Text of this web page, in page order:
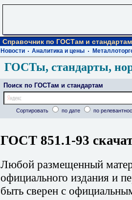
Справочник по ГОСТам и стандартам
Новости Аналитика и цены
ГОСТы, стандарты,
Поиск по ГОСТам и стандартам
Сортировать по дате по
ГОСТ 851.1-93
Любой размещенный
официального издания и
быть сверен с